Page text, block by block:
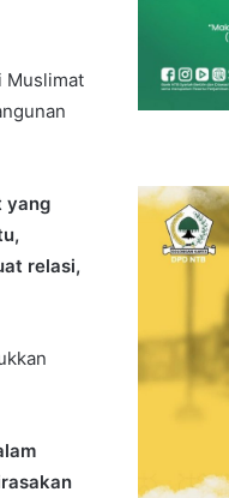
Muslimat
yang
relasi,